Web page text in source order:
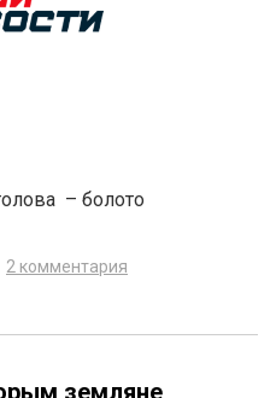
– болото
2 комментария
земляне